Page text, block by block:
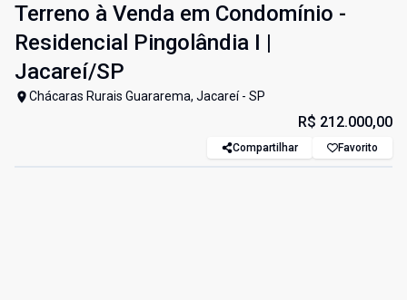
Terreno à Venda em Condomínio -
Residencial Pingolândia I |
Jacareí/SP
Chácaras Rurais Guararema, Jacareí - SP
R$ 212.000,00
Compartilhar Favorito